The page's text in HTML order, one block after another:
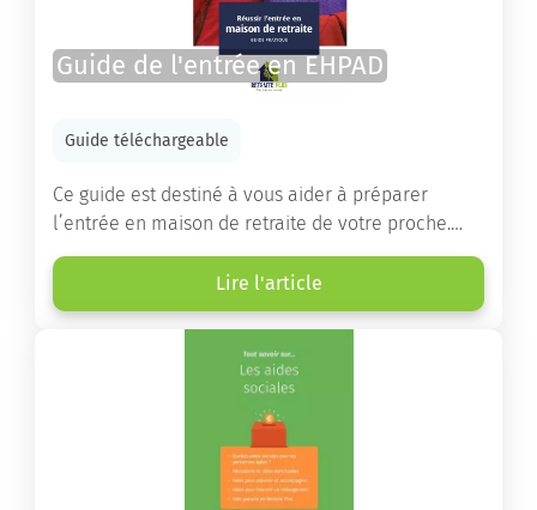
Guide de l'entrée en EHPAD
Guide téléchargeable
Ce guide est destiné à vous aider à préparer
l’entrée en maison de retraite de votre proche.
Vous y trouverez un panorama des différents types
d’établissements ainsi que des conseils pratiques
destinés à orienter les familles et à leur faciliter
Lire l'article